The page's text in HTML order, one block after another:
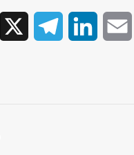
Facebook TelegramLinkedIn